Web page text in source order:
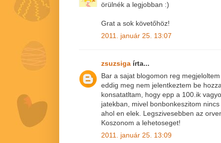
örülnék a legjobban :)
Grat a sok követőhöz!
2011. január 25. 13:07
zsuzsiga írta...
Bar a sajat blogomon reg
eddig meg nem jelentkeztem be
konsatatltam, hogy epp a 100.ik
jatekban, mivel bonbonkeszitom
ahol en elek. Legszivesebben az
Koszonom a lehetoseget!
2011. január 25. 13:09